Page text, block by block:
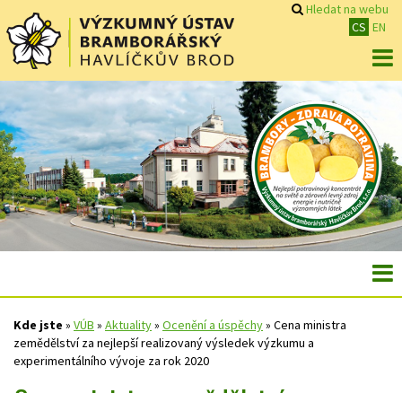
Hledat na webu
CS EN
Kde jste » VÚB » Aktuality» Ocenění a úspěchy» Cena ministra
zemědělství za nejlepší realizovaný výsledek výzkumu a
experimentálního vývoje za rok 2020